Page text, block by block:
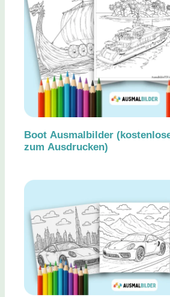
Boot Ausmalbilder
zum Ausdrucken)